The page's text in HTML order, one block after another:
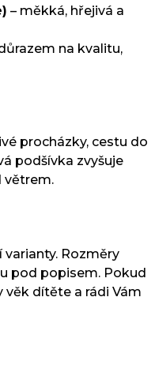
– měkká, hřejivá a
na kvalitu,
procházky, cestu do
podšívka zvyšuje
větrem.
Rozměry
pod popisem. Pokud
dítěte a rádi Vám